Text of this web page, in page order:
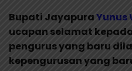
Bupati JayapuraYunus
ucapan selamat
pengurus yang baru
kepengurusan yang